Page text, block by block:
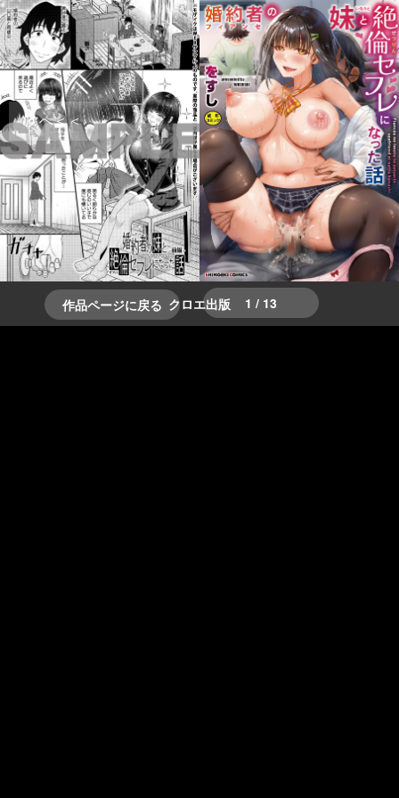
＜＜前へ
＞＞次へ
クロエ出版
作品ページに戻る 1 / 13